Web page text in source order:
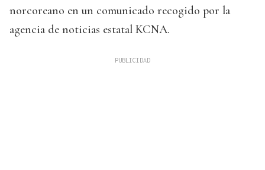
norcoreano en un comunicado recogido por la
agencia de noticias estatal KCNA.